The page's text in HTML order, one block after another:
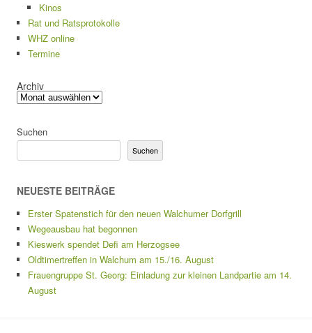
Kinos
Rat und Ratsprotokolle
WHZ online
Termine
Archiv
Suchen
Suchen
NEUESTE BEITRÄGE
Erster Spatenstich für den neuen Walchumer Dorfgrill
Wegeausbau hat begonnen
Kieswerk spendet Defi am Herzogsee
Oldtimertreffen in Walchum am 15./16. August
Frauengruppe St. Georg: Einladung zur kleinen Landpartie am 14.
August